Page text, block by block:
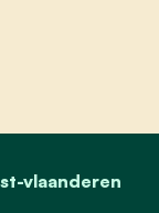
vlaanderen